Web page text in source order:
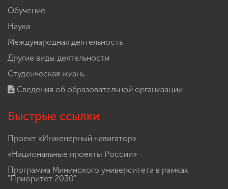
Обучение
Наука
Международная деятельность
Другие виды деятельности
Студенческая жизнь
Сведения об образовательной организации
Быстрые ссылки
Проект «Инженерный навигатор»
«Национальные проекты России»
Программа Мининского университета в рамках
"Приоритет 2030"